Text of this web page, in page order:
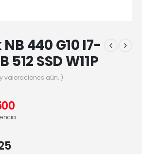
440 G10 I7-
512 SSD W11P
valoraciones aún. )